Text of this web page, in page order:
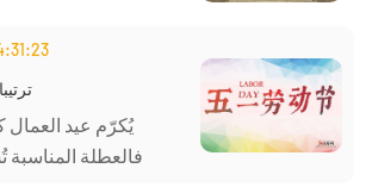
يُكرّم عيد
فالعطلة